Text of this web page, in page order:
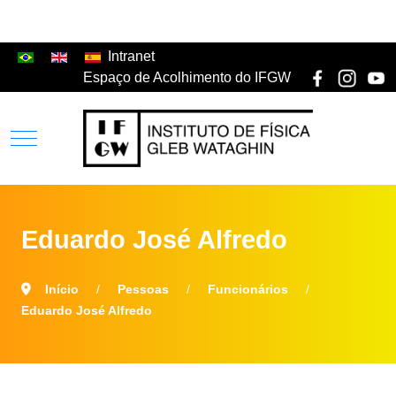
Intranet
Espaço de Acolhimento do IFGW
Eduardo José Alfredo
Início Pessoas
Funcionários
Eduardo José Alfredo